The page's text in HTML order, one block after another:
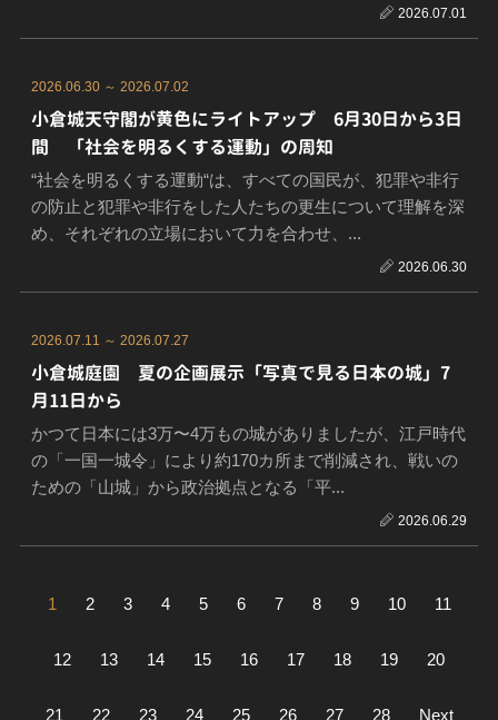
2026.07.01
2026.06.30 ～ 2026.07.02
小倉城天守閣が黄色にライトアップ 6月30日から3日
間 「社会を明るくする運動」の周知
“社会を明るくする運動“は、すべての国民が、犯罪や非行
の防止と犯罪や非行をした人たちの更生について理解を深
め、それぞれの立場において力を合わせ、...
2026.06.30
2026.07.11 ～ 2026.07.27
小倉城庭園 夏の企画展示「写真で見る日本の城」7
月11日から
かつて日本には3万〜4万もの城がありましたが、江戸時代
の「一国一城令」により約170カ所まで削減され、戦いの
ための「山城」から政治拠点となる「平...
2026.06.29
1 2 3 4 5 6 7 8 9 10 11
12 13 14 15 16 17 18 19 20
21 22 23 24 25 26 27 28 Next